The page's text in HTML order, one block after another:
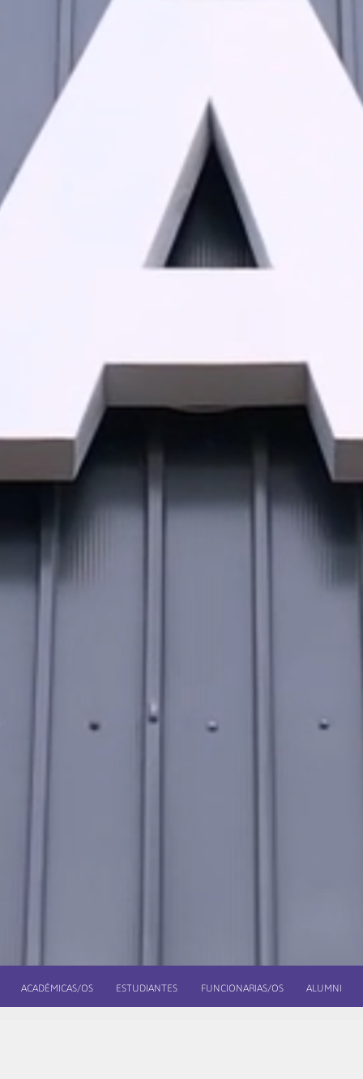
ACADÉMICAS/OS ESTUDIANTES FUNCIONARIAS/OS ALUMNI